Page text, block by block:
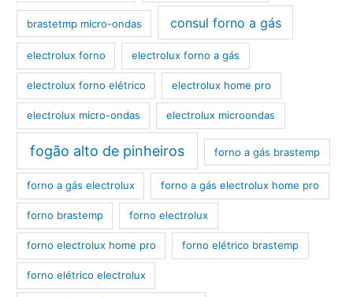
brastetmp micro-ondas consul forno a gás
electrolux forno electrolux forno a gás
electrolux forno elétrico electrolux home pro
electrolux micro-ondas electrolux microondas
fogão alto de pinheiros forno a gás brastemp
forno a gás electrolux forno a gás electrolux home pro
forno brastemp forno electrolux
forno electrolux home pro forno elétrico brastemp
forno elétrico electrolux